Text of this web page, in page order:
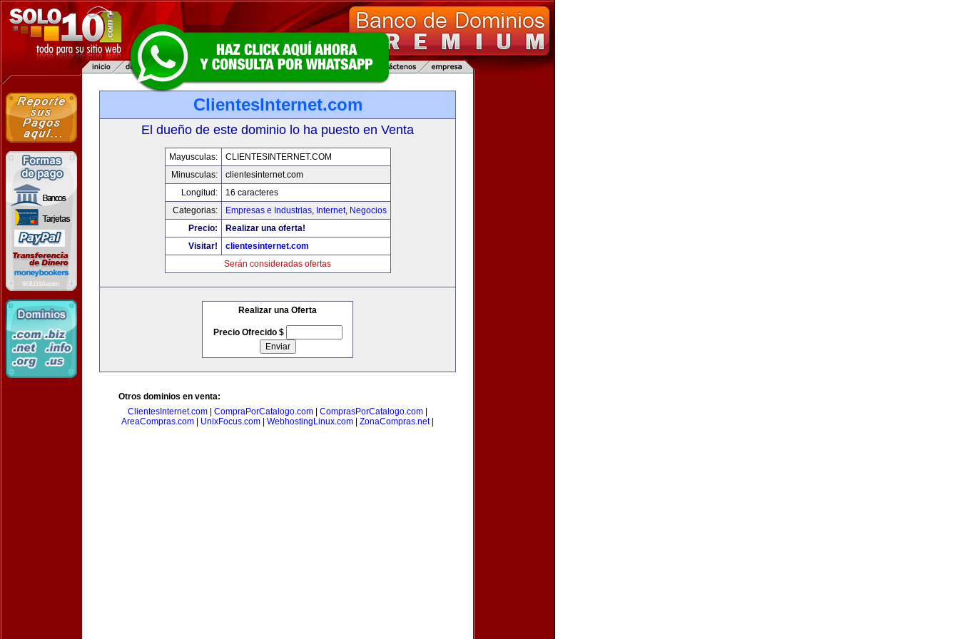
ClientesInternet.com
El dueño de este dominio lo ha puesto en Venta
Mayusculas:
CLIENTESINTERNET.COM
Minusculas:
clientesinternet.com
Longitud:
16 caracteres
Categorias:
Empresas e Industrias, Internet, Negocios
Precio:
Realizar una oferta!
Visitar!
clientesinternet.com
Serán consideradas ofertas
Realizar una Oferta
Precio Ofrecido $
Otros dominios en venta:
ClientesInternet.com
CompraPorCatalogo.com ComprasPorCatalogo.com
AreaCompras.com
UnixFocus.com WebhostingLinux.com ZonaCompras.net|